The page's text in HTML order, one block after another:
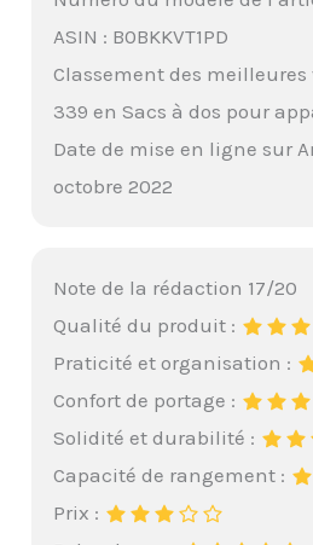
ASIN : B0BKKVT1PD
Classement des meilleures
339 en Sacs à dos pour
Date de mise en ligne sur
octobre 2022
Note de la rédaction 17/20
Qualité du produit :
Praticité et organisation :
Confort de portage :
Solidité et durabilité :
Capacité de rangement :
Prix :